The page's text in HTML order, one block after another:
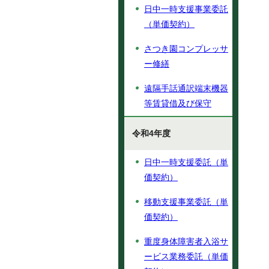
日中一時支援事業委託
（単価契約）
さつき園コンプレッサ
ー修繕
遠隔手話通訳端末機器
等賃貸借及び保守
令和4年度
日中一時支援委託（単
価契約）
移動支援事業委託（単
価契約）
重度身体障害者入浴サ
ービス業務委託（単価